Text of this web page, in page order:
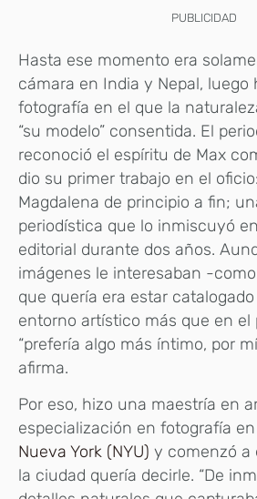
PUBLICIDAD
Hasta ese momento era
cámara en India y Nepal, luego
fotografía en el que la
“su modelo” consentida. El
reconoció el espíritu de Max
dio su primer trabajo en el
Magdalena de principio a fin;
periodística que lo inmiscuyó
editorial durante dos años.
imágenes le interesaban -
que quería era estar
entorno artístico más que en el
“prefería algo más íntimo, por
afirma.
Por eso, hizo una maestría en
especialización en fotografía
Nueva York (NYU) y comenzó a
la ciudad quería decirle. “De